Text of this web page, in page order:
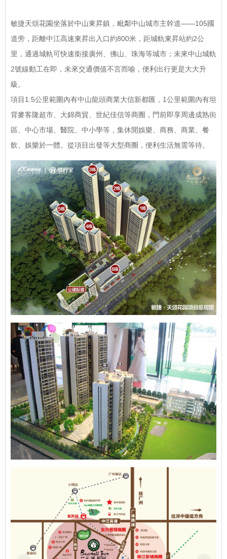
敏捷天頌花園坐落於中山東昇鎮，毗鄰中山城市主幹道——105國
道旁，距離中江高速東昇出入口約800米，距城軌東昇站約2公
里，通過城軌可快速銜接廣州、佛山、珠海等城市；未來中山城軌
2號線動工在即，未來交通價值不言而喻，便利出行更是大大升
級。
項目1.5公里範圍內有中山龍頭商業大信新都匯，1公里範圍內有坦
背麥客隆超市、大錦商貿、世紀佳信等商圈，門前即享周邊成熟街
區、中心市場、醫院、中小學等，集休閒娛樂、商務、商業、餐
飲、娛樂於一體。從項目出發等大型商圈，便利生活無需等待。